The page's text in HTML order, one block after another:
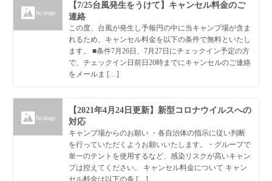
【7/25台風発生をうけて】キャンセル料金のご
連絡
この度、台風が発生し予報円の中に当キャンプ場が含ま
れるため、キャンセル料金を以下の条件で無料といたし
ます。 ■条件7月26日、7月27日にチェックイン予定の方
で、チェックイン日前日20時までにキャンセルのご連絡
をメールま […]
【2021年4月24日更新】新型コロナウイルスへの
対応
キャンプ場からのお願い ・各自治体の指示に従い判断
を行っていただくようお願いいたします。・グループで
単一のテントを使用するなど、感染リスクが高いキャン
プは控えてください。 キャンセル料金について キャン
セル料金は以下の条 […]